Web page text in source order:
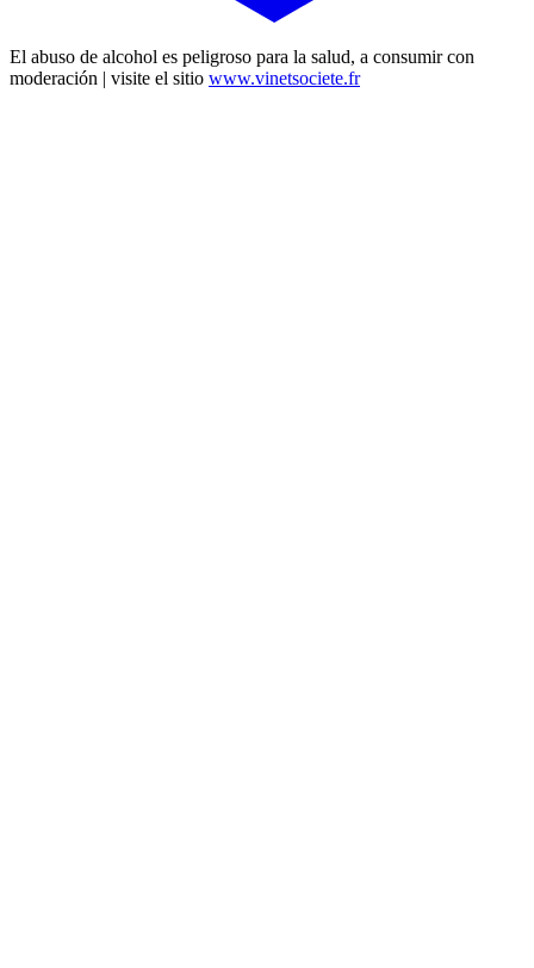
El abuso de alcohol es peligroso para la salud, a consumir con
moderación | visite el sitio www.vinetsociete.fr